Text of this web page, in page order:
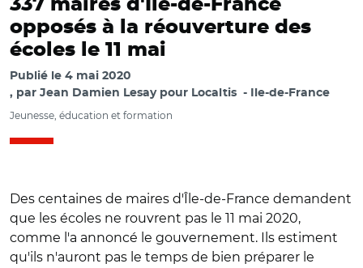
337 maires d'Île-de-France
opposés à la réouverture des
écoles le 11 mai
Publié le 4 mai 2020
par Jean Damien Lesay pour Localtis Ile-de-France
Jeunesse, éducation et formation
Des centaines de maires d'Île-de-France demandent
que les écoles ne rouvrent pas le 11 mai 2020,
comme l'a annoncé le gouvernement. Ils estiment
qu'ils n'auront pas le temps de bien préparer le